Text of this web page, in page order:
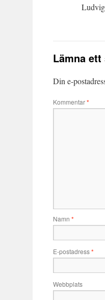
Lämna ett
Din e-
Kommentar*
Namn *
E-postadress*
Webbplats